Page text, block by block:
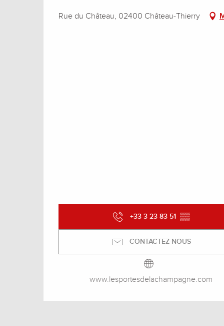
Rue du Château, 02400 Château-Thierry
+33 3 23 83 51 ▒▒
CONTACTEZ-NOUS
www.lesportesdelachampagne.com